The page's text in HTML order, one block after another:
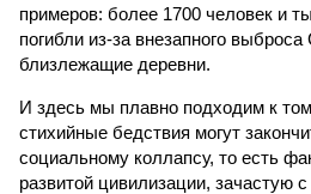
примеров: более 1700 человек и
погибли из-за внезапного
близлежащие деревни.
И здесь мы плавно подходим к
стихийные бедствия могут
социальному коллапсу, то есть
развитой цивилизации, зачастую